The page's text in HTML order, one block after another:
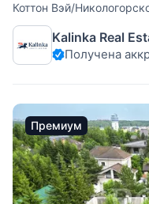
Коттон Вэй/
участок 0.6Га в
Никоогорское (Коттон
(130м) и гостевой дом
Kalinka Real
Получена
Премиум